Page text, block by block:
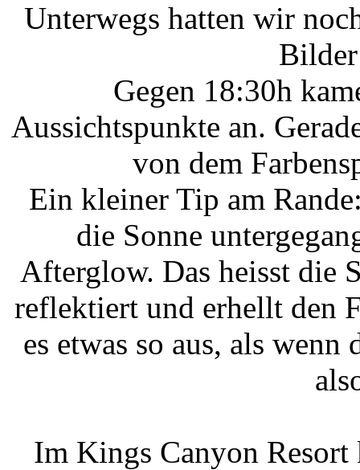
Unterwegs hatten wir
Gegen 18:30h
Aussichtspunkte an.
von dem
Ein kleiner Tip am
die Sonne
Afterglow. Das heisst die
reflektiert und erhellt den
es etwas so aus, als
Im Kings Canyon Resort